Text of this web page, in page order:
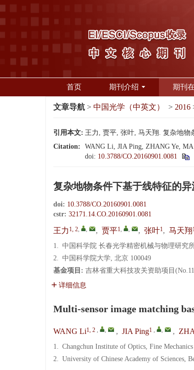
首页 期刊介绍 期刊
文章导航 > 中国光学（中英文） > 2016
引用本文: 王力, 贾平, 张叶, 马天翔. 复杂地物
Citation:
WANG Li, JIA Ping, ZHANG Ye, MA
doi: 10.3788/CO.20160901.0081
复杂地物条件下基于线特征的
doi: 10.3788/CO.20160901.0081
cstr: 32171.14.CO.20160901.0081
王力 1, 2, , , 贾平1, , , 张叶1, 马天翔
1. 中国科学院 长春光学精密机械与物理研究
2. 中国科学院大学, 北京 100049
基金项目: 吉林省重大科技攻关资助项目
详细信息
Multi-sensor image matching
WANG Li1, 2 , , , JIA Ping1 , , ,
1. Changchun Institute of Optics, Fine
2. University of Chinese Academy of Sciences,